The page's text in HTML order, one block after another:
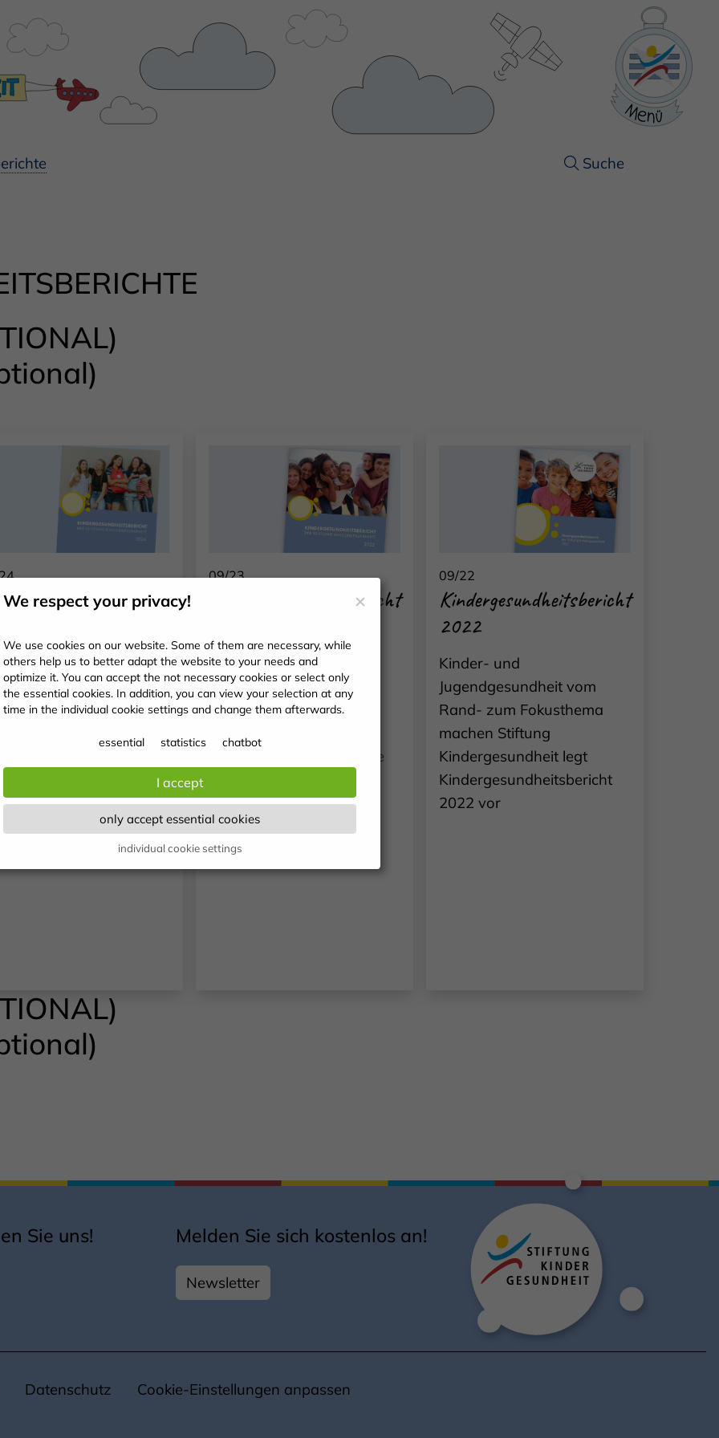
Suche
Fokus steht in diesem
das Thema SCHULE &
Wie lässt
Gesundheit langfristig
09/23
Kindergesundheitsbericht
Der Report umfasst eine
breite Palette an Themen
der mentalen und
körperlichen Gesundheit
Jugendlicher und führt die
Studien der letzten Jahre
zusammen.
09/22
Kindergesundheitsbericht
2022
Kinder- und
Jugendgesundheit vom
Rand- zum Fokusthema
machen Stiftung
Kindergesundheit legt
Kindergesundheitsbericht
2022 vor
Sie uns! Melden Sie sich kostenlos an!
Newsletter
Datenschutz Cookie-Einstellungen anpassen
We respect your privacy!
We use cookies on our website. Some of them are necessary, while
others help us to better adapt the website to your needs and
optimize it. You can accept the not necessary cookies or select only
the essential cookies. In addition, you can view your selection at any
time in the individual cookie settings and change them afterwards.
essential statistics chatbot
I accept
only accept essential cookies
individual cookie settings